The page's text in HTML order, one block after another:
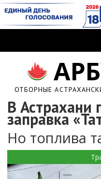
ОТБОРНЫЕ
В Астрахани
заправка
Но топлива